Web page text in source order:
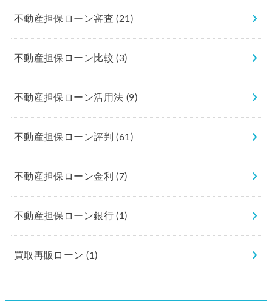
不動産担保ローン審査(21)
不動産担保ローン比較(3)
不動産担保ローン活用法 (9)
不動産担保ローン評判(61)
不動産担保ローン金利(7)
不動産担保ローン銀行(1)
買取再販ローン(1)